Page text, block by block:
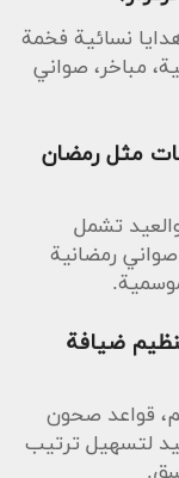
نسائية فخمة
مباخر، صواني
مثل رمضان
تشمل
رمضانية
ضيافة
قواعد صحون
لتسهيل ترتيب